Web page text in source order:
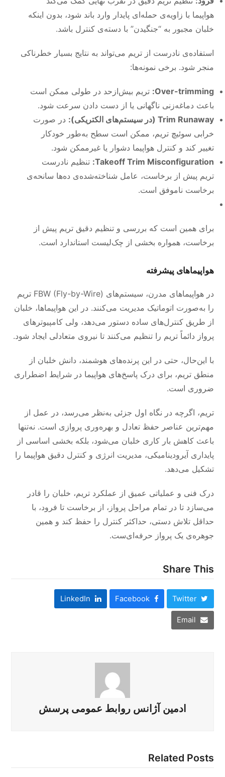
هواپیما با زاویه‌ی حمله‌ای پایدار وارد باند شود، بدون اینکه
خلبان مجبور به “جنگیدن” با دسته‌ی کنترل باشد.
استفاده‌ی نادرست از تریم می‌تواند به نتایج بسیار خطرناکی
منجر شود. برخی نمونه‌ها:
Over-trimming: تریم بیش‌ازحد در طولی ممکن است
باعث دماغه‌زنی ناگهانی یا از دست دادن سرعت شود.
Trim Runaway (در سیستم‌های الکتریکی):
در صورت
خرابی سوئیچ تریم، ممکن است سطح به‌طور خودکار
تغییر کند و کنترل هواپیما دشوار یا غیرممکن شود.
Takeoff Trim Misconfiguration: تنظیم نادرست
تریم پیش از برخاست، عامل شناخته‌شده‌ی ده‌ها سانحه‌ی
برخاست ناموفق است.
برای همین است که بررسی و تنظیم دقیق تریم پیش از
برخاست، همواره بخشی از چک‌لیست استاندارد است.
هواپیماهای پیشرفته
در هواپیماهای مدرن، سیستم‌های FBW (Fly-by-Wire) تریم
را به‌صورت اتوماتیک مدیریت می‌کنند. در این هواپیماها، خلبان
از طریق کنترل‌های ساده دستور می‌دهد، ولی کامپیوترهای
پرواز دائماً تریم را تنظیم می‌کنند تا نیروی متعادلی ایجاد شود.
با این‌حال، حتی در این پرنده‌های هوشمند، دانش خلبان از
منطق تریم، برای درک پاسخ‌های هواپیما در شرایط اضطراری
ضروری است.
تریم، اگرچه در نگاه اول جزئی به‌نظر می‌رسد، در عمل از
مهم‌ترین عناصر حفظ تعادل و بهره‌وری پروازی است. نه‌تنها
باعث کاهش بار کاری خلبان می‌شود، بلکه بخشی اساسی از
پایداری آیرودینامیکی، مدیریت انرژی و کنترل دقیق هواپیما را
تشکیل می‌دهد.
درک فنی و عملیاتی عمیق از عملکرد تریم، خلبان را قادر
می‌سازد تا در تمام مراحل پرواز، از برخاست تا فرود، با
حداقل تلاش دستی، حداکثر کنترل را حفظ کند و همین
جوهره‌ی یک پرواز حرفه‌ای‌ست.
Share This
Twitter
Facebook
LinkedIn
Email
ادمین آژانس روابط عمومی پرسش
Related Posts